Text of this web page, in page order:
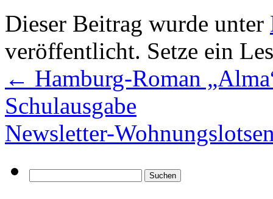
Dieser Beitrag wurde unter
veröffentlicht. Setze ein
← Hamburg-Roman
Schulausgabe
Newsletter-
nach: